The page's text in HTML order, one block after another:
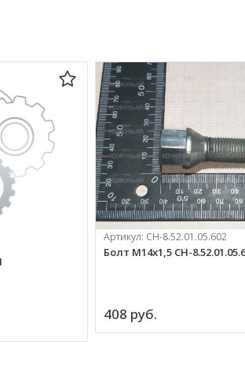
Артикул: СН-8.52.01.05.602
Болт М14х1,5 СН-
408 руб.